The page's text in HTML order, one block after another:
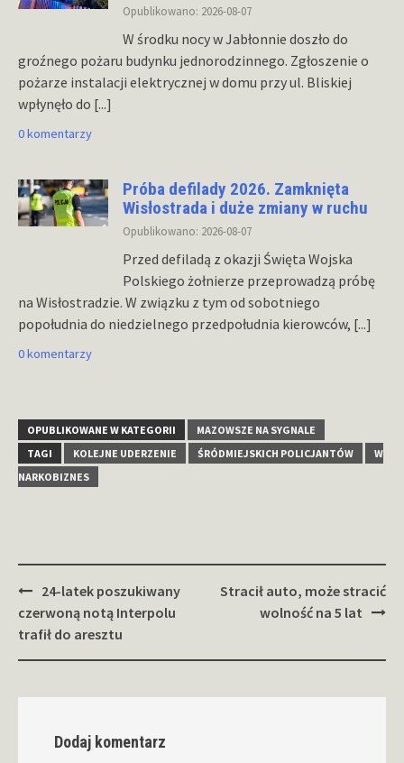
Opublikowano: 2026-08-07
W środku nocy w Jabłonnie doszło do
groźnego pożaru budynku jednorodzinnego. Zgłoszenie o
pożarze instalacji elektrycznej w domu przy ul. Bliskiej
wpłynęło do [...]
0 komentarzy
Próba defilady 2026. Zamknięta
Wisłostrada i duże zmiany w ruchu
Opublikowano: 2026-08-07
Przed defiladą z okazji Święta Wojska
Polskiego żołnierze przeprowadzą próbę
na Wisłostradzie. W związku z tym od sobotniego
popołudnia do niedzielnego przedpołudnia kierowców, [...]
0 komentarzy
OPUBLIKOWANE W KATEGORII
MAZOWSZE NA SYGNALE
TAGI
KOLEJNE UDERZENIE ŚRÓDMIEJSKICH POLICJANTÓW
W
NARKOBIZNES
Zobacz
wpisy
24-latek poszukiwany
czerwoną notą Interpolu
trafił do aresztu
Stracił auto, może stracić
wolność na 5 lat
Dodaj komentarz